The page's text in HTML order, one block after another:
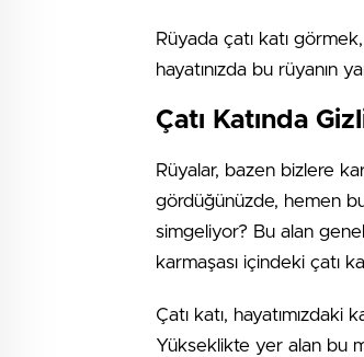
Rüyada çatı katı
hayatınızda bu rüyanın
Çatı Katında
Rüyalar, bazen bizlere
gördüğünüzde, hemen
simgeliyor? Bu alan
karmaşası içindeki çatı
Çatı katı,
Yükseklikte yer alan bu